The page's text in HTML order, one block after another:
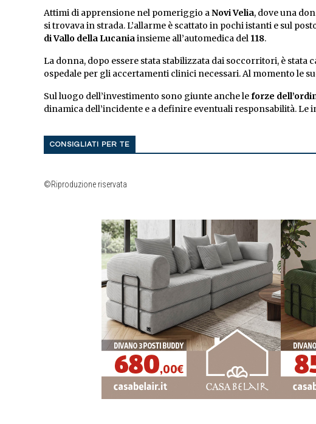
Attimi di apprensione nel pomeriggio aNovi Velia, dove una
si trovava in strada. L’allarme è scattato in pochi istanti e sul
di Vallo della Lucaniainsieme all’automedica del 118.
La donna, dopo essere stata stabilizzata dai soccorritori, è stata
ospedale per gli accertamenti clinici necessari. Al momento le
Sul luogo dell’investimento sono giunte anche leforze
dinamica dell’incidente e a definire eventuali responsabilità. Le
CONSIGLIATI PER TE
©Riproduzione riservata